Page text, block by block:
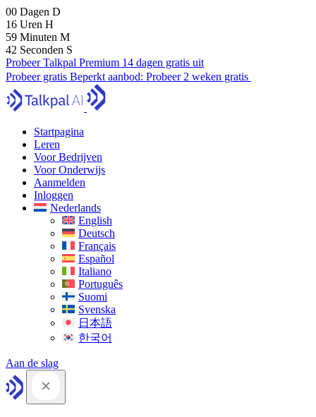
00 Dagen D
16 Uren H
59 Minuten M
41 Seconden S
Probeer Talkpal Premium 14 dagen gratis uit
Probeer gratis Beperkt aanbod: Probeer 2 weken gratis
Startpagina
Leren
Voor Bedrijven
Voor Onderwijs
Aanmelden
Inloggen
Nederlands
English
Deutsch
Français
Español
Italiano
Português
Suomi
Svenska
日本語
한국어
Aan de slag